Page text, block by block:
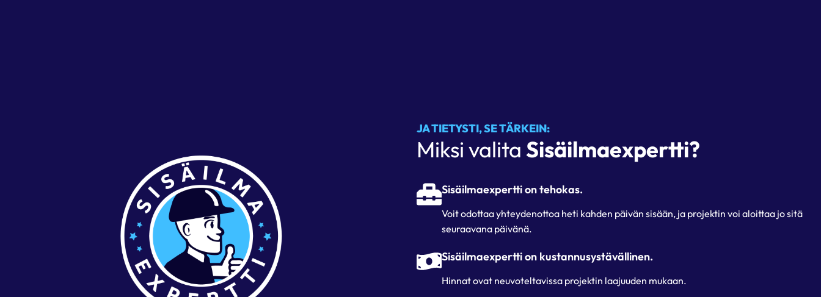
JA TIETYSTI, SE TÄRKEIN:
Miksi valita Sisäilmaexpertti?
Sisäilmaexpertti on tehokas.
Voit odottaa yhteydenottoa heti kahden päivän sisään, ja projektin voi aloittaa jo sitä
seuraavana päivänä.
Sisäilmaexpertti on kustannusystävällinen.
Hinnat ovat neuvoteltavissa projektin laajuuden mukaan.